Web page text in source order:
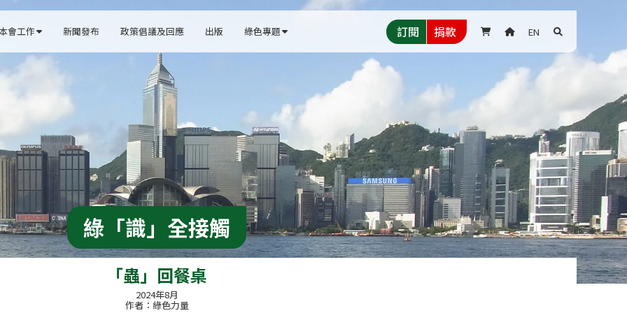
會工作  新聞發布 政策倡議及回應 出版 綠色專題  訂閱 捐款   EN 
綠「識」全接觸
「蟲」回餐桌
2024年8月
作者：綠色力量